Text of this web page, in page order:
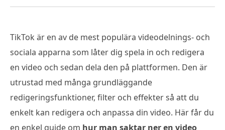
TikTok är en av de mest populära videodelnings- och
sociala apparna som låter dig spela in och redigera
en video och sedan dela den på plattformen. Den är
utrustad med många grundläggande
redigeringsfunktioner, filter och effekter så att du
enkelt kan redigera och anpassa din video. Här får du
en enkel guide om hur man saktar ner en video